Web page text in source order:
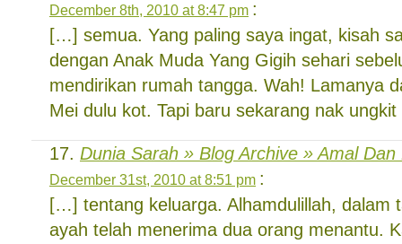
December 8th, 2010 at 8:47 pm :
[…] semua. Yang paling saya ingat, kisah
dengan Anak Muda Yang Gigih sehari
mendirikan rumah tangga. Wah! Lamanya
Mei dulu kot. Tapi baru sekarang nak
Dunia Sarah » Blog Archive » Amal Dan
December 31st, 2010 at 8:51 pm :
[…] tentang keluarga. Alhamdulillah, dalam
ayah telah menerima dua orang menantu.